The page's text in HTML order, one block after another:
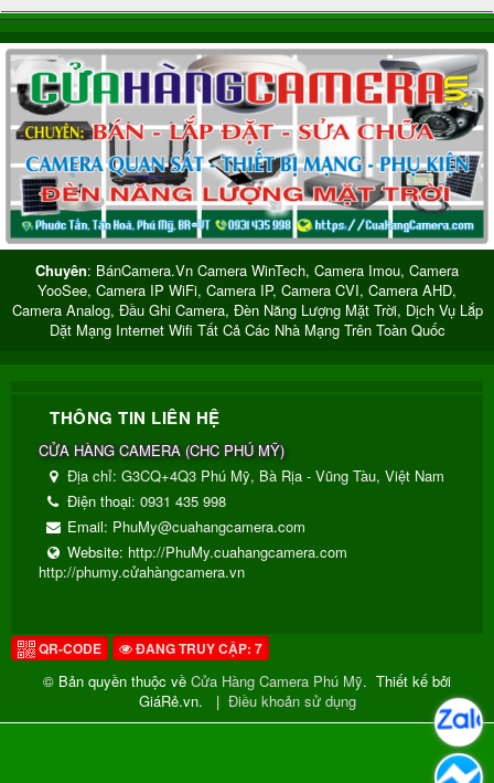
Chuyên: BánCamera.vn Camera WinTech, Camera Imou, Camera
YooSee, Camera IP WiFi, Camera IP, Camera CVI, Camera AHD,
Camera Analog, Đầu Ghi Camera, Đèn Năng Lượng Mặt Trời, Dịch Vụ Lắp
Dặt Mạng Internet Wifi Tất Cả Các Nhà Mạng Trên Toàn Quốc
THÔNG TIN LIÊN HỆ
CỬA HÀNG CAMERA(CHC PHÚ MỸ)
Địa chỉ: G3CQ+4Q3 Phú Mỹ, Bà Rịa - Vũng Tàu, Việt Nam
Điện thoại: 0931 435 998
Email: PhuMy@cuahangcamera.com
Website: http://PhuMy.cuahangcamera.com
http://phumy.cửahàngcamera.vn
QR-CODE ĐANG TRUY CẬP: 7
© Bản quyền thuộc về Cửa Hàng Camera Phú Mỹ. Thiết kế bởi
GiáRẻ.vn.
| Điều khoản sử dụng